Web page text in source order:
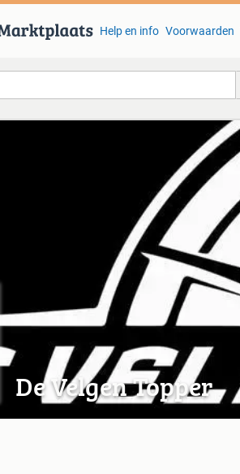
Help en info Voorwaarden
Van deze adverteerder
De Velgen Topper